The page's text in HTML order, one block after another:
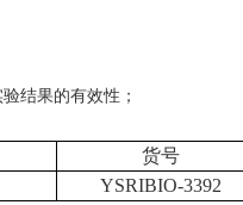
结果的有效性；
货号
YSRIBIO-3392